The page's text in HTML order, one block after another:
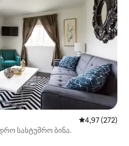
საშუალო
4,97 (272)
სასტუმრო ბინა.